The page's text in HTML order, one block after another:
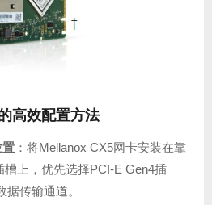
高效配置方法
置 ：将Mellanox CX5网卡安装在靠
上，优先选择PCI-E Gen4插
传输通道。